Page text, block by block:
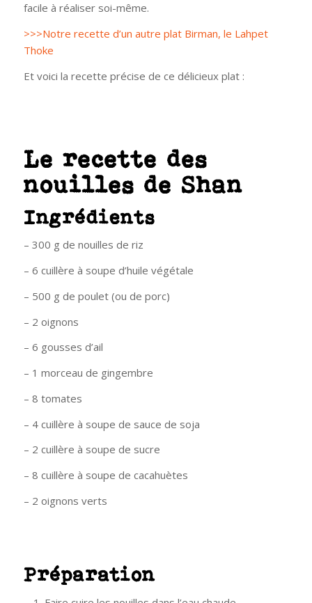
facile à réaliser soi-même.
>>>Notre recette d’un autre plat Birman, le Lahpet
Thoke
Et voici la recette précise de ce délicieux plat :
Le recette des
nouilles de Shan
Ingrédients
– 300 g de nouilles de riz
– 6 cuillère à soupe d’huile végétale
– 500 g de poulet (ou de porc)
– 2 oignons
– 6 gousses d’ail
– 1 morceau de gingembre
– 8 tomates
– 4 cuillère à soupe de sauce de soja
– 2 cuillère à soupe de sucre
– 8 cuillère à soupe de cacahuètes
– 2 oignons verts
Préparation